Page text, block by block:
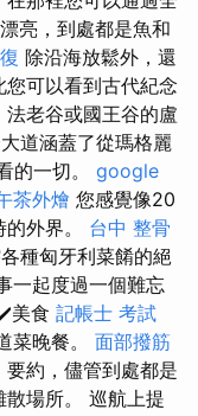
亮，到處都是魚和
除沿海放鬆外，還
可以看到古代紀念
老谷或國王谷的盧
道涵蓋了從瑪格麗
的一切。 google
茶外燴 您感覺像20
外界。 台中 整骨
種匈牙利菜餚的絕
一起度過一個難忘
美食 記帳士 考試
菜晚餐。 面部撥筋
約，儘管到處都是
場所。 巡航上提